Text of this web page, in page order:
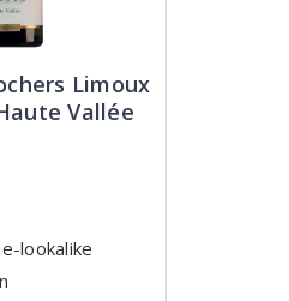
Limoux
Vallée
lookalike